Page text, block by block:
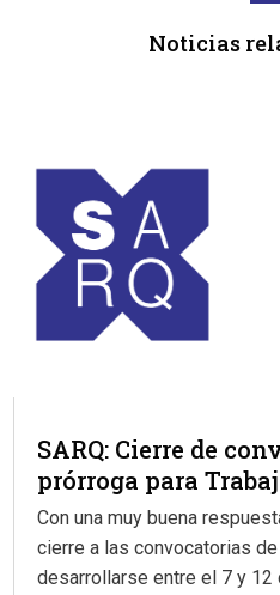
Noticias
SARQ: Cierre de
prórroga para
Con una muy buena
cierre a las convocatorias
desarrollarse entre el 7 y